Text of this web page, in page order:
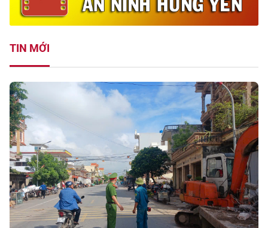
TIN MỚI